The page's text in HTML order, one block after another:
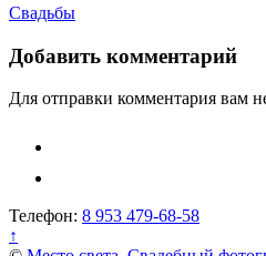
Навигация
по
записям
Свадьбы
Добавить комментарий
Для отправки комментария вам
Телефон: 8 953 479-68-58
↑